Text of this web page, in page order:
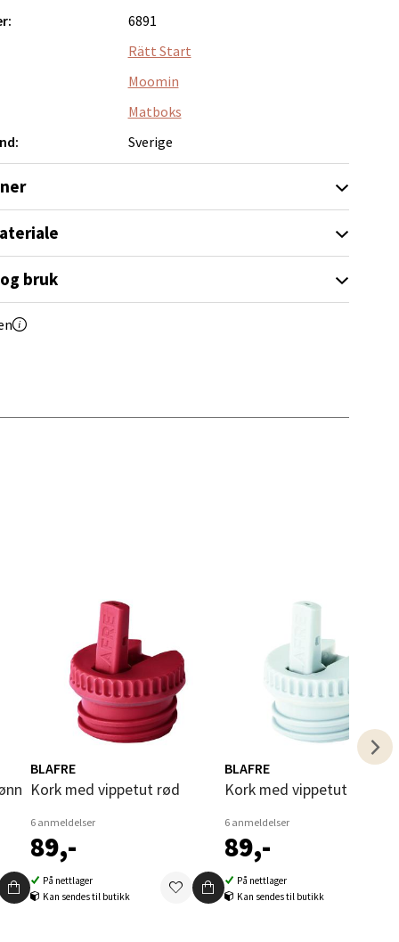
6891
Rätt Start
Moomin
Matboks
Sverige
bruk
BLAFRE
Kork med vippetut rød
6 anmeldelser
89,-
På nettlager
Kan sendes til butikk
BLAFRE
Kork med vippetut lys blå
6 anmeldelser
89,-
På nettlager
Kan sendes til butikk